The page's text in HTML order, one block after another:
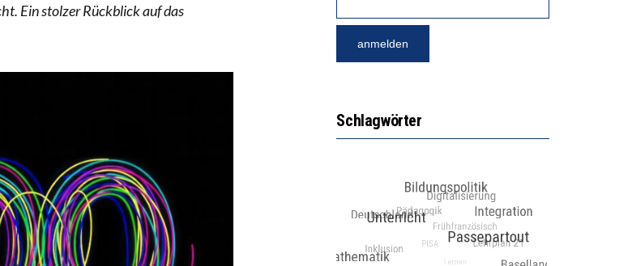
Ein stolzer Rückblick auf das
Schlagwörter